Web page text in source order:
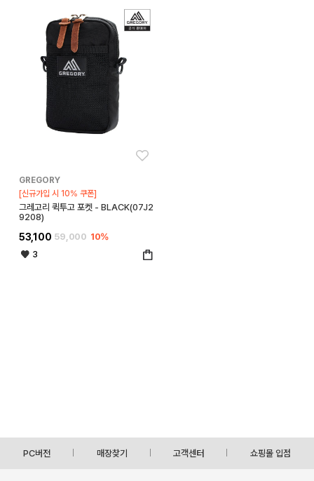
GREGORY
[신규가입 시 10% 쿠폰]
그레고리 퀵투고 포켓 - BLACK(07J2
9208)
53,100 59,000 10%
3
PC버전 매장찾기 고객센터 쇼핑몰 입점